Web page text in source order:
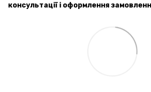
консультації і оформлення